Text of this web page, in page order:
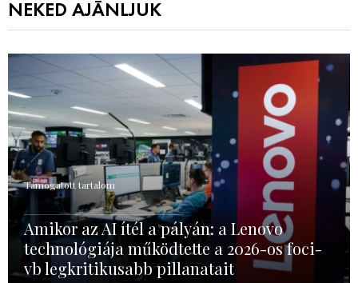
NEKED AJÁNLJUK
Támogatott tartalom
Amikor az AI ítél a pályán: a Lenovo
technológiája működtette a 2026-os foci-
vb legkritikusabb pillanatait